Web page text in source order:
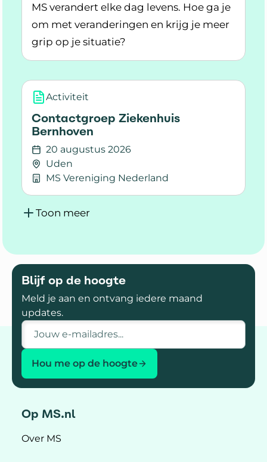
MS verandert elke dag levens. Hoe ga je
om met veranderingen en krijg je meer
grip op je situatie?
Lees meer over Nationale MS Dag 2025:
Activiteit
Contactgroep Ziekenhuis
Bernhoven
20 augustus 2026
Uden
MS Vereniging Nederland
Lees meer over Contactgroep Ziekenhuis
Toon meer
Blijf op de hoogte
Meld je aan en ontvang iedere maand
updates.
E-mailadres
Hou me op de hoogte
Op MS.nl
Over MS